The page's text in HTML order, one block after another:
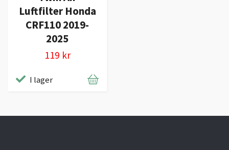
Luftfilter Honda
CRF110 2019-
2025
119 kr
I lager